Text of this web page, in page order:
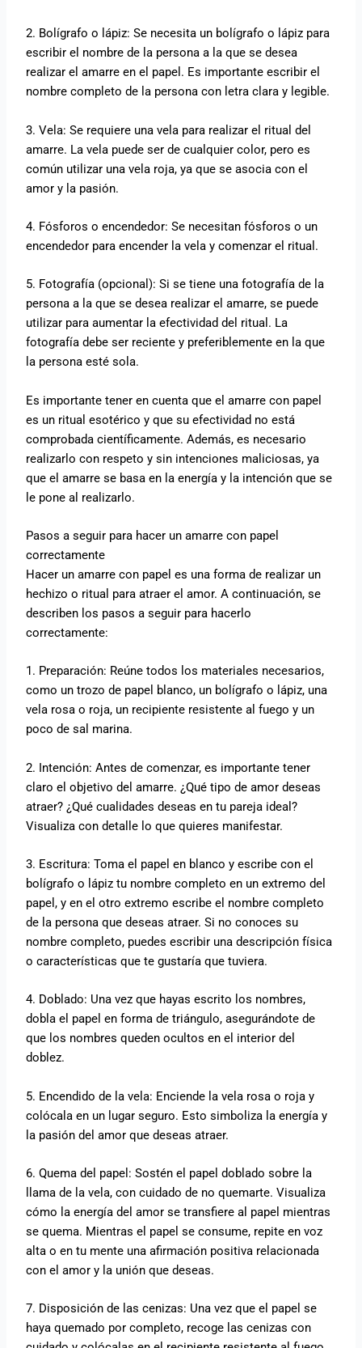
2. Bolígrafo o lápiz: Se necesita un bolígrafo o lápiz para
escribir el nombre de la persona a la que se desea
realizar el amarre en el papel. Es importante escribir el
nombre completo de la persona con letra clara y legible.
3. Vela: Se requiere una vela para realizar el ritual del
amarre. La vela puede ser de cualquier color, pero es
común utilizar una vela roja, ya que se asocia con el
amor y la pasión.
4. Fósforos o encendedor: Se necesitan fósforos o un
encendedor para encender la vela y comenzar el ritual.
5. Fotografía (opcional): Si se tiene una fotografía de la
persona a la que se desea realizar el amarre, se puede
utilizar para aumentar la efectividad del ritual. La
fotografía debe ser reciente y preferiblemente en la que
la persona esté sola.
Es importante tener en cuenta que el amarre con papel
es un ritual esotérico y que su efectividad no está
comprobada científicamente. Además, es necesario
realizarlo con respeto y sin intenciones maliciosas, ya
que el amarre se basa en la energía y la intención que se
le pone al realizarlo.
Pasos a seguir para hacer un amarre con papel
correctamente
Hacer un amarre con papel es una forma de realizar un
hechizo o ritual para atraer el amor. A continuación, se
describen los pasos a seguir para hacerlo
correctamente:
1. Preparación: Reúne todos los materiales necesarios,
como un trozo de papel blanco, un bolígrafo o lápiz, una
vela rosa o roja, un recipiente resistente al fuego y un
poco de sal marina.
2. Intención: Antes de comenzar, es importante tener
claro el objetivo del amarre. ¿Qué tipo de amor deseas
atraer? ¿Qué cualidades deseas en tu pareja ideal?
Visualiza con detalle lo que quieres manifestar.
3. Escritura: Toma el papel en blanco y escribe con el
bolígrafo o lápiz tu nombre completo en un extremo del
papel, y en el otro extremo escribe el nombre completo
de la persona que deseas atraer. Si no conoces su
nombre completo, puedes escribir una descripción física
o características que te gustaría que tuviera.
4. Doblado: Una vez que hayas escrito los nombres,
dobla el papel en forma de triángulo, asegurándote de
que los nombres queden ocultos en el interior del
doblez.
5. Encendido de la vela: Enciende la vela rosa o roja y
colócala en un lugar seguro. Esto simboliza la energía y
la pasión del amor que deseas atraer.
6. Quema del papel: Sostén el papel doblado sobre la
llama de la vela, con cuidado de no quemarte. Visualiza
cómo la energía del amor se transfiere al papel mientras
se quema. Mientras el papel se consume, repite en voz
alta o en tu mente una afirmación positiva relacionada
con el amor y la unión que deseas.
7. Disposición de las cenizas: Una vez que el papel se
haya quemado por completo, recoge las cenizas con